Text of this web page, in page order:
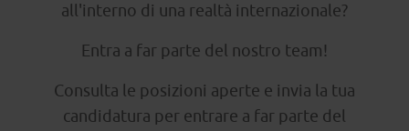
all'interno di una realtà internazionale?
Entra a far parte del nostro team!
Consulta le posizioni aperte e invia la tua
candidatura per entrare a far parte del